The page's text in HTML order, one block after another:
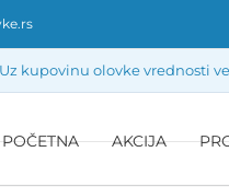
kupovinu olovke vrednosti
POČETNA AKCIJA